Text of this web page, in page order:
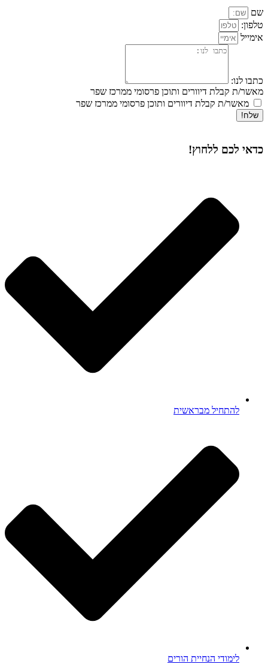
שם
טלפון:
אימייל
כתבו לנו:
מאשר/ת קבלת דיוורים ותוכן פרסומי ממרכז שפר
מאשר/ת קבלת דיוורים ותוכן פרסומי ממרכז שפר
שלח!
כדאי לכם ללחוץ!
להתחיל מבראשית
לימודי הנחיית הורים